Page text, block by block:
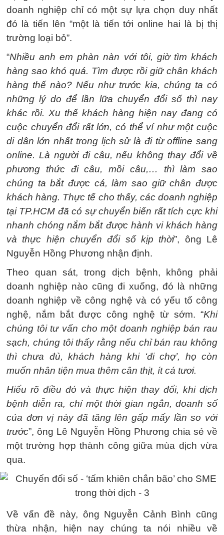
doanh nghiệp chỉ có một sự lựa chọn duy nhất
đó là tiến lên “một là tiến tới online hai là bị thị
trường loại bỏ”.
“Nhiều anh em phàn nàn với tôi, giờ tìm khách
hàng sao khó quá. Tìm được rồi giữ chân khách
hàng thế nào? Nếu như trước kia, chúng ta có
những lý do để lần lữa chuyển đổi số thì nay
khác rồi. Xu thế khách hàng hiện nay đang có
cuộc chuyển đổi rất lớn, có thể ví như một cuộc
di dân lớn nhất trong lịch sử là đi từ offline sang
online. Là người đi câu, nếu không thay đổi về
phương thức đi câu, mồi câu,… thì làm sao
chúng ta bắt được cá, làm sao giữ chân được
khách hàng. Thực tế cho thấy, các doanh nghiệp
tại TP.HCM đã có sự chuyển biến rất tích cực khi
nhanh chóng nắm bắt được hành vi khách hàng
và thực hiện chuyển đổi số kịp thời”, ông Lê
Nguyễn Hồng Phương nhận định.
Theo quan sát, trong dịch bệnh, không phải
doanh nghiệp nào cũng đi xuống, đó là những
doanh nghiệp về công nghệ và có yếu tố công
nghệ, nắm bắt được công nghệ từ sớm. “Khi
chúng tôi tư vấn cho một doanh nghiệp bán rau
sạch, chúng tôi thấy rằng nếu chỉ bán rau không
thì chưa đủ, khách hàng khi ‘đi chợ’, họ còn
muốn nhân tiện mua thêm cân thịt, ít cá tươi.
Hiểu rõ điều đó và thực hiện thay đổi, khi dịch
bệnh diễn ra, chỉ một thời gian ngắn, doanh số
của đơn vị này đã tăng lên gấp mấy lần so với
trước”, ông Lê Nguyễn Hồng Phương chia sẻ về
một trường hợp thành công giữa mùa dịch vừa
qua.
Về vấn đề này, ông Nguyễn Cảnh Bình cũng
thừa nhận, hiện nay chúng ta nói nhiều về